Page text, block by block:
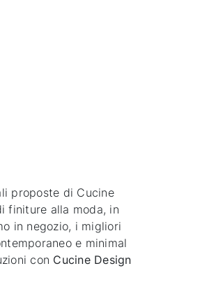
proposte di Cucine
finiture alla moda, in
in negozio, i migliori
e minimal
con Cucine Design